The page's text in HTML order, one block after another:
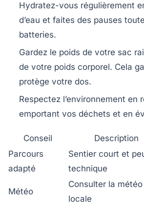
Hydratez-vous régulièrement
d’eau et faites des pauses
batteries.
Gardez le poids de votre sac
de votre poids corporel. Cela
protège votre dos.
Respectez l’environnement en
emportant vos déchets et en
Conseil Description
Parcours
adapté
Sentier court et
technique
Météo
Consulter la météo
locale